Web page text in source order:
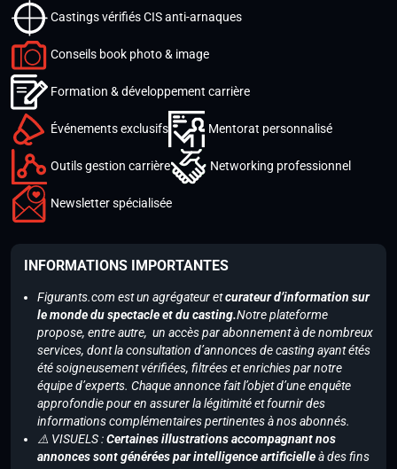
Castings vérifiés CIS anti-arnaques
Conseils book photo & image
Formation & développement carrière
Événements exclusifs Mentorat personnalisé
Outils gestion carrière Networking professionnel
Newsletter spécialisée
INFORMATIONS IMPORTANTES
Figurants.com est un agrégateur etcurateur d’information sur
le monde du spectacle et du casting.Notre plateforme
propose, entre autre, un accès par abonnement à de nombreux
services, dont la consultation d’annonces de casting ayant étés
été soigneusement vérifiées, filtrées et enrichies par notre
équipe d’experts. Chaque annonce fait l’objet d’une enquête
approfondie pour en assurer la légitimité et fournir des
informations complémentaires pertinentes à nos abonnés.
⚠️ VISUELS :Certaines illustrations accompagnant nos
annonces sont générées par intelligence artificielleà des fins